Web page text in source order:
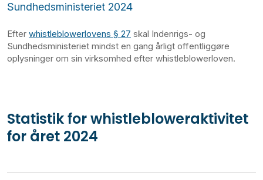
Sundhedsministeriet 2024
Efter whistleblowerlovens § 27 skal Indenrigs- og
Sundhedsministeriet mindst en gang årligt offentliggøre
oplysninger om sin virksomhed efter whistleblowerloven.
Statistik for whistlebloweraktivitet
for året 2024